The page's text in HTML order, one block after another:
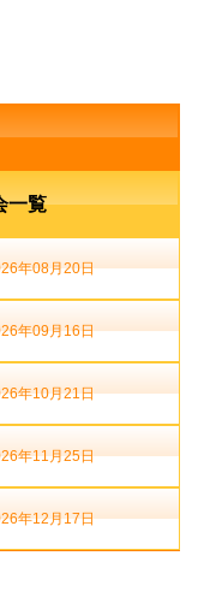
一覧
年08月20日
年09月16日
年10月21日
年11月25日
年12月17日